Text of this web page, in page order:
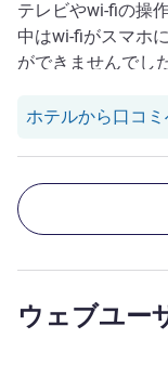
テレビやwi-fiの操
中はwi-fiがスマホ
ができませんでし
ブラシ、シャンプ
ホテルから口コ
ウェブユー